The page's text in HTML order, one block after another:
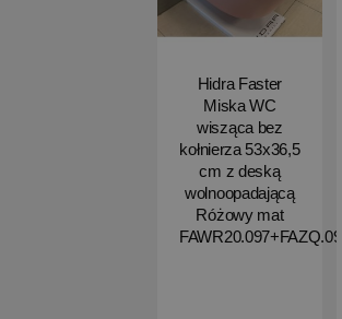
Hidra Faster
Miska WC
wisząca bez
kołnierza 53x36,5
cm z deską
wolnoopadającą
Różowy mat
FAWR20.097+FAZQ.097